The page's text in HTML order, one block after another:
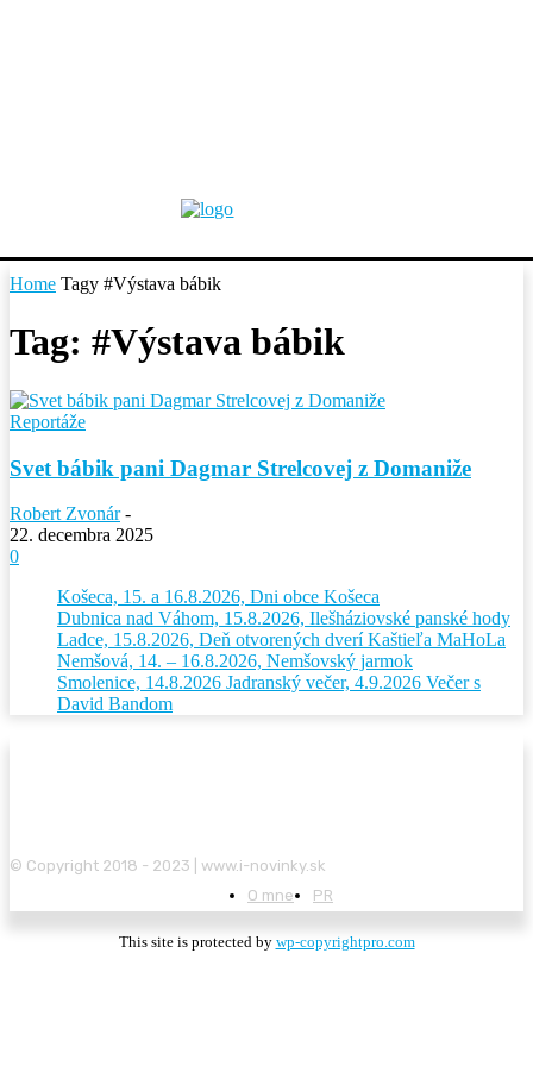
Home Tagy #Výstava bábik
Tag: #Výstava bábik
Reportáže
Svet bábik pani Dagmar Strelcovej z Domaniže
Robert Zvonár -
22. decembra 2025
0
Košeca, 15. a 16.8.2026, Dni obce Košeca
Dubnica nad Váhom, 15.8.2026, Ilešháziovské panské hody
Ladce, 15.8.2026, Deň otvorených dverí Kaštieľa MaHoLa
Nemšová, 14. – 16.8.2026, Nemšovský jarmok
Smolenice, 14.8.2026 Jadranský večer, 4.9.2026 Večer s
David Bandom
© Copyright 2018 - 2023 | www.i-novinky.sk
O mne
PR
This site is protected by wp-copyrightpro.com